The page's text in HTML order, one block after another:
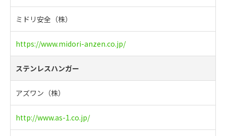
ミドリ安全（株）
https://www.midori-anzen.co.jp/
ステンレスハンガー
アズワン（株）
http://www.as-1.co.jp/